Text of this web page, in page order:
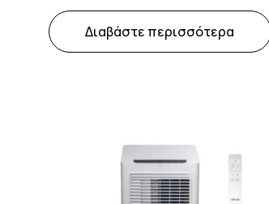
Διαβάστε περισσότερα